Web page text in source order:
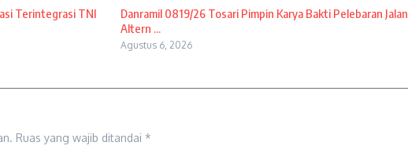
Terintegrasi TNI
Danramil 0819/26 Tosari Pimpin Karya Bakti Pelebaran Jalan
Altern ...
Agustus 6, 2026
Ruas yang wajib ditandai *